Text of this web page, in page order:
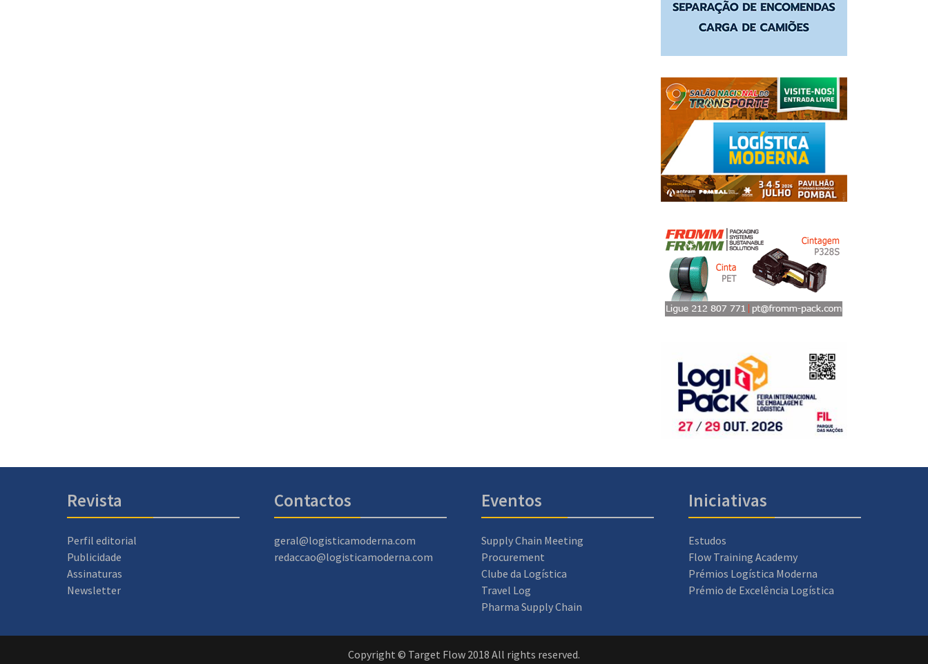
Revista
Perfil editorial
Publicidade
Assinaturas
Newsletter
Contactos
geral@logisticamoderna.com
redaccao@logisticamoderna.com
Eventos
Supply Chain Meeting
Procurement
Clube da Logística
Travel Log
Pharma Supply Chain
Iniciativas
Estudos
Flow Training Academy
Prémios Logística Moderna
Prémio de Excelência Logística
Copyright © Target Flow 2018 All rights reserved.